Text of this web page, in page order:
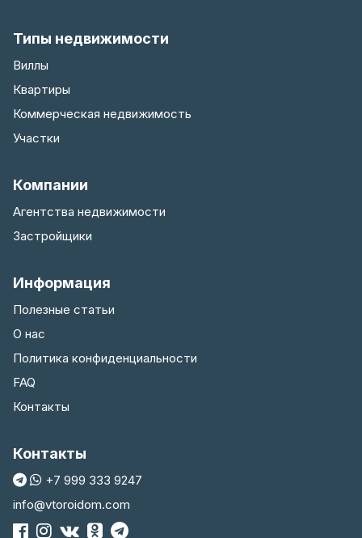
Типы недвижимости
Виллы
Квартиры
Коммерческая недвижимость
Участки
Компании
Агентства недвижимости
Застройщики
Информация
Полезные статьи
О нас
Политика конфиденциальности
FAQ
Контакты
Контакты
+7 999 333 9247
info@vtoroidom.com